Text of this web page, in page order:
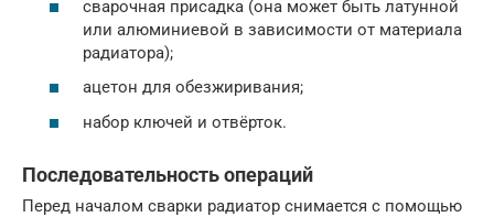
сварочная присадка (она может быть латунной
или алюминиевой в зависимости от материала
радиатора);
ацетон для обезжиривания;
набор ключей и отвёрток.
Последовательность операций
Перед началом сварки радиатор снимается с помощью